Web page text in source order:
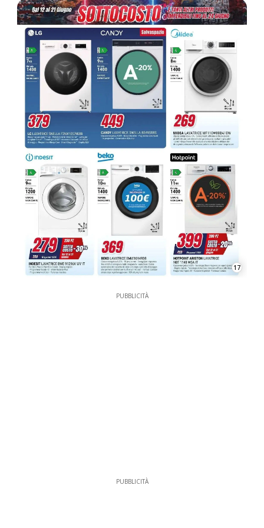
17
PUBBLICITÀ
PUBBLICITÀ